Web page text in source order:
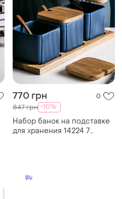
770 грн 0
847 грн -10%
Набор банок на подставке
для хранения 14224 7